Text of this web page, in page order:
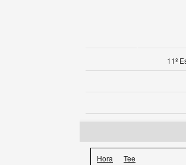
11º
Hora Tee